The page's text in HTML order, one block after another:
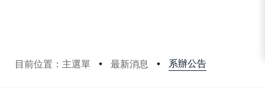
目前位置：主選單 最新消息 系辦公告